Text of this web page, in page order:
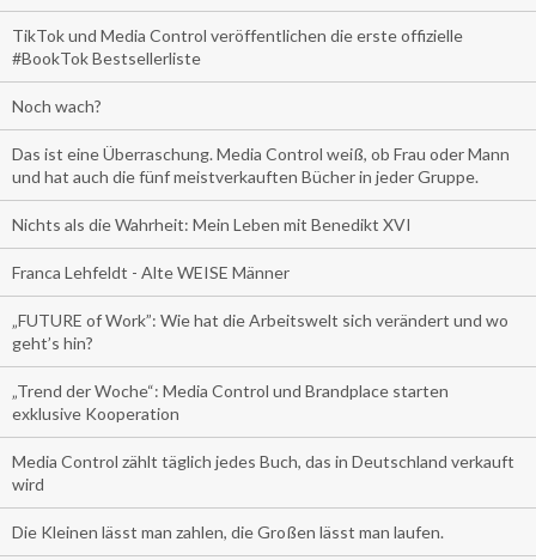
TikTok und Media Control veröffentlichen die erste offizielle
#BookTok Bestsellerliste
Noch wach?
Das ist eine Überraschung. Media Control weiß, ob Frau oder Mann
und hat auch die fünf meistverkauften Bücher in jeder Gruppe.
Nichts als die Wahrheit: Mein Leben mit Benedikt XVI
Franca Lehfeldt - Alte WEISE Männer
„FUTURE of Work”: Wie hat die Arbeitswelt sich verändert und wo
geht’s hin?
„Trend der Woche“: Media Control und Brandplace starten
exklusive Kooperation
Media Control zählt täglich jedes Buch, das in Deutschland verkauft
wird
Die Kleinen lässt man zahlen, die Großen lässt man laufen.